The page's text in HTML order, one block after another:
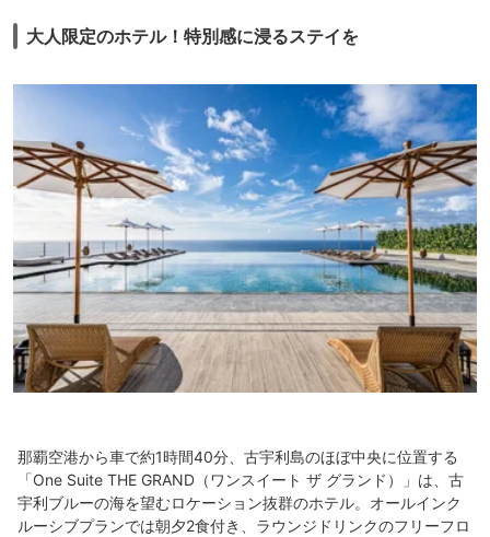
大人限定のホテル！特別感に浸るステイを
那覇空港から車で約1時間40分、古宇利島のほぼ中央に位置する
「One Suite THE GRAND（ワンスイート ザ グランド）」は、古
宇利ブルーの海を望むロケーション抜群のホテル。オールインク
ルーシブプランでは朝夕2食付き、ラウンジドリンクのフリーフロ